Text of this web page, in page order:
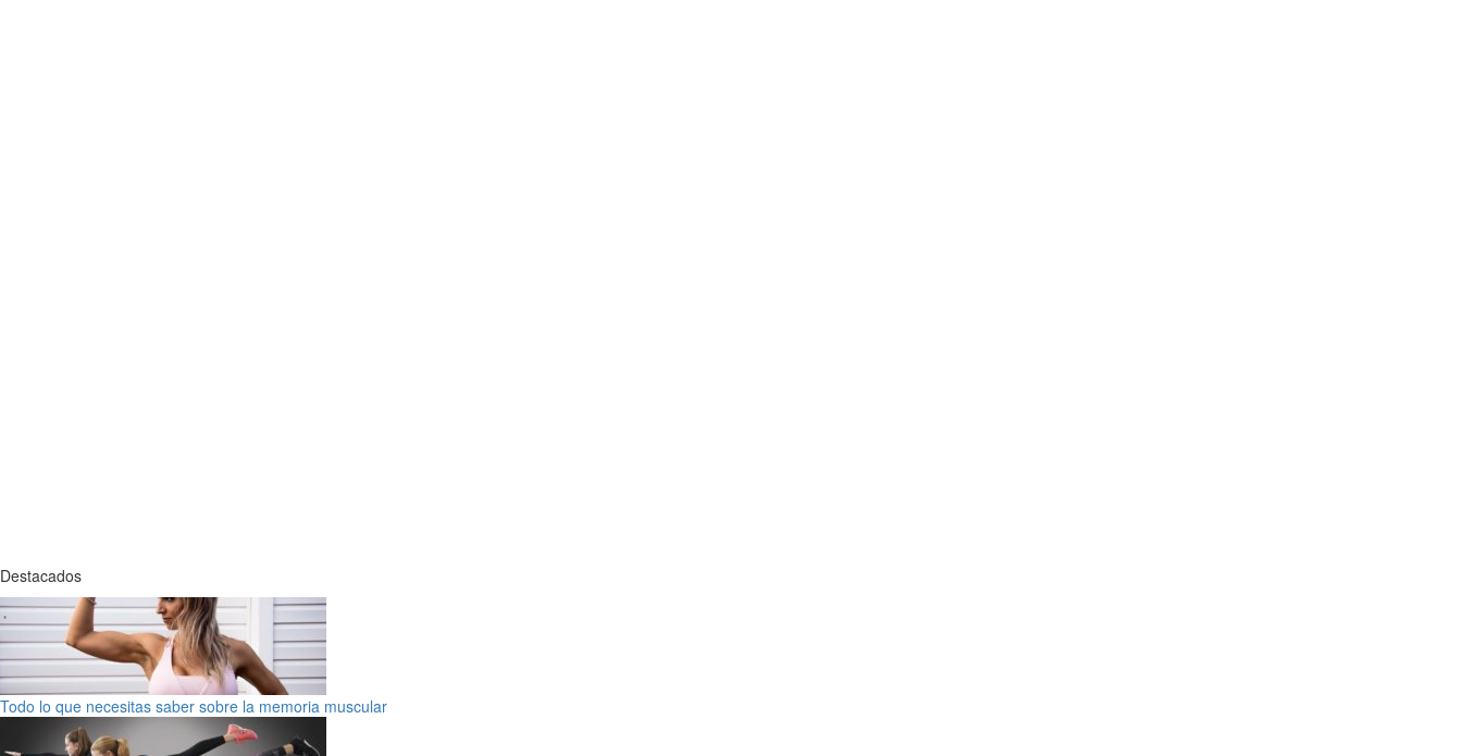
Destacados
Todo lo que necesitas saber sobre la memoria muscular